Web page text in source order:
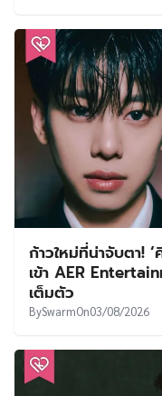
ก้าวใหม่ที่น่าจับตา!
เข้า AER
เต็มตัว
BySwarmOn03/08/2026